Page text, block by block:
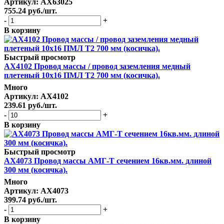
755.24 руб./шт.
-
+
В корзину
Быстрый просмотр
AX4102 Провод массы / провод заземления медный
плетеный 10х16 ПМЛ Т2 700 мм (косичка).
Много
Артикул: AX4102
239.61 руб./шт.
-
+
В корзину
Быстрый просмотр
AX4073 Провод массы АМГ-Т сечением 16кв.мм. длиной
300 мм (косичка).
Много
Артикул: AX4073
399.74 руб./шт.
-
+
В корзину